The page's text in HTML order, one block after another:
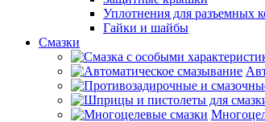
Уплотнения для разъемных
Гайки и шайбы
Смазки